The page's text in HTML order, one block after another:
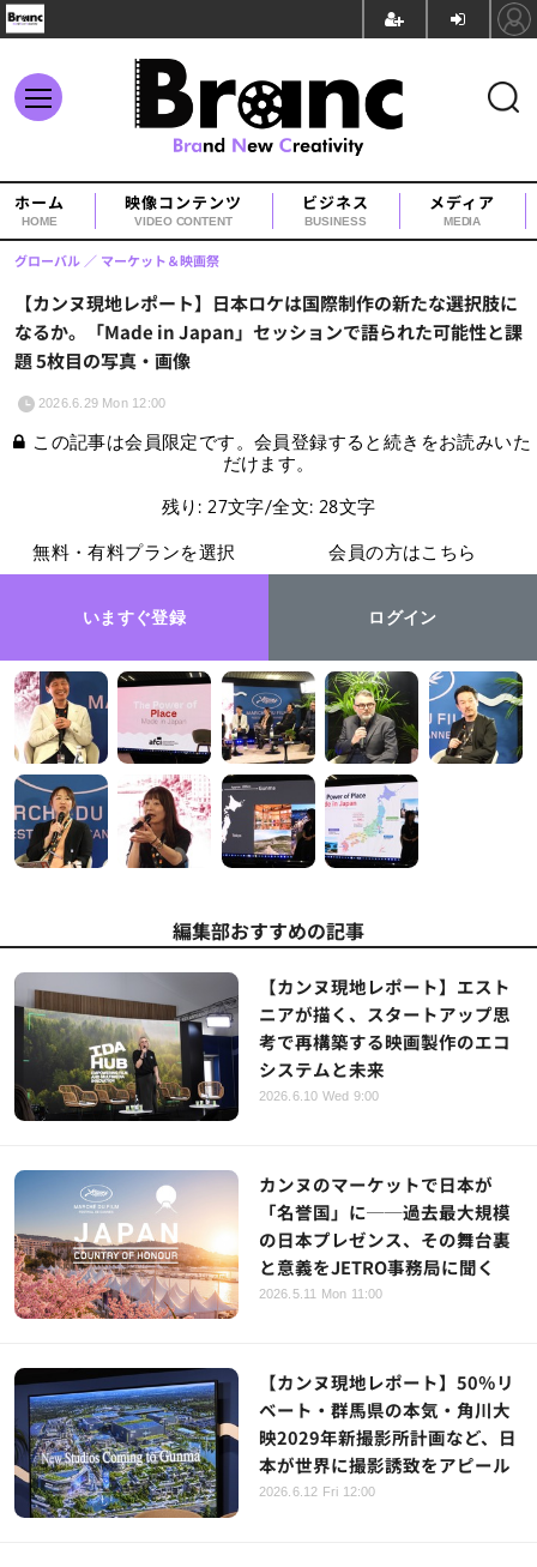
ホーム
HOME
映像コンテンツ
VIDEO CONTENT
ビジネス
BUSINESS
メディア
MEDIA
【カンヌ現地レポート】日本ロケは国際制作の新たな選択肢に
なるか。「Made in Japan」セッションで語られた可能性と課
題 5枚目の写真・画像
グローバル マーケット＆映画祭
2026.6.29 Mon 12:00
この記事は会員限定です。会員登録すると続きをお読みいた
だけます。
残り: 27文字/全文: 28文字
無料・有料プランを選択
いますぐ登録
会員の方はこちら
ログイン
編集部おすすめの記事
【カンヌ現地レポート】エスト
ニアが描く、スタートアップ思
考で再構築する映画製作のエコ
システムと未来
2026.6.10 Wed 9:00
カンヌのマーケットで日本が
「名誉国」に──過去最大規模
の日本プレゼンス、その舞台裏
と意義をJETRO事務局に聞く
2026.5.11 Mon 11:00
【カンヌ現地レポート】50％リ
ベート・群馬県の本気・角川大
映2029年新撮影所計画など、日
本が世界に撮影誘致をアピール
2026.6.12 Fri 12:00